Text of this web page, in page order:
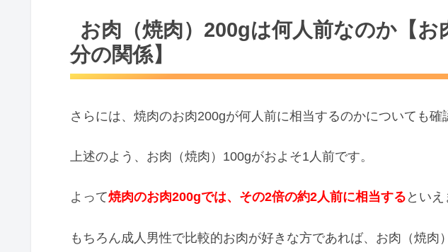
お肉（焼肉）200gは何人前なのか【お
分の関係】
さらには、焼肉のお肉200gが何人前に相当するのかについても確
上述のよう、お肉（焼肉）100gがおよそ1人前です。
よって焼肉のお肉200gでは、その2倍の約2人前に相当する といえ
もちろん成人男性で比較的お肉が好きな方であれば、お肉（焼肉